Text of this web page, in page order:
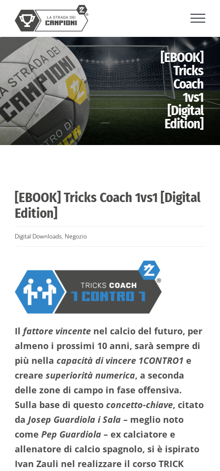
content
[EBOOK]
Tricks
Coach
1vs1
[Digital
Edition]
[EBOOK] Tricks Coach 1vs1 [Digital
Edition]
Digital Downloads, Negozio
Il fattore vincente nel calcio del futuro, per
almeno i prossimi 10 anni, sarà sempre di
più nella capacità di vincere 1CONTRO1 e
creare superiorità numerica, a seconda
delle zone di campo in fase offensiva.
Sulla base di questo concetto-chiave, citato
da Josep Guardiola i Sala – meglio noto
come Pep Guardiola – ex calciatore e
allenatore di calcio spagnolo, si è ispirato
Ivan Zauli nel realizzare il corso TRICK